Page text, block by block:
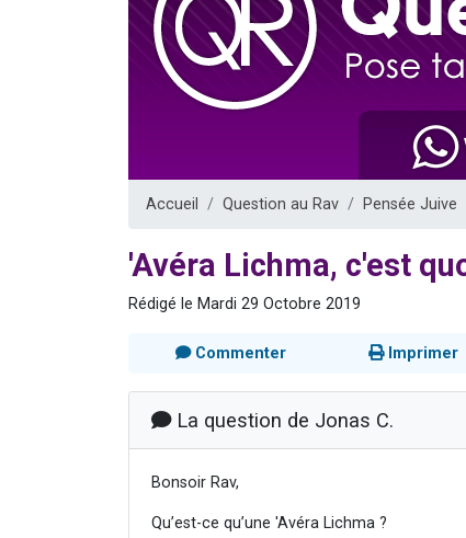
3
8
Nouvelle
4
Accueil Question au Rav Pensée Juive
'Avéra Lichma, c'est
Rédigé le Mardi 29 Octobre 2019
Commenter Imprimer
La question de Jonas C.
Bonsoir Rav,
Qu’est-ce qu’une 'Avéra Lichma ?